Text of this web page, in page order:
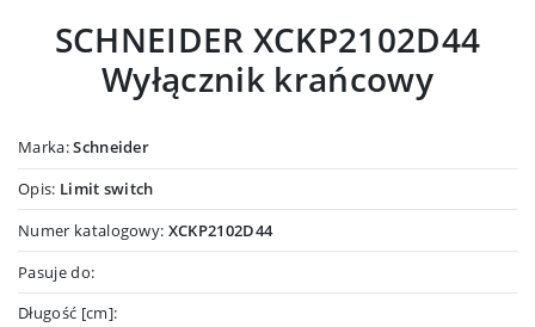
SCHNEIDER XCKP2102D44
Wyłącznik krańcowy
Marka:Schneider
Opis: Limit switch
Numer katalogowy: XCKP2102D44
Pasuje do:
Długość [cm]: